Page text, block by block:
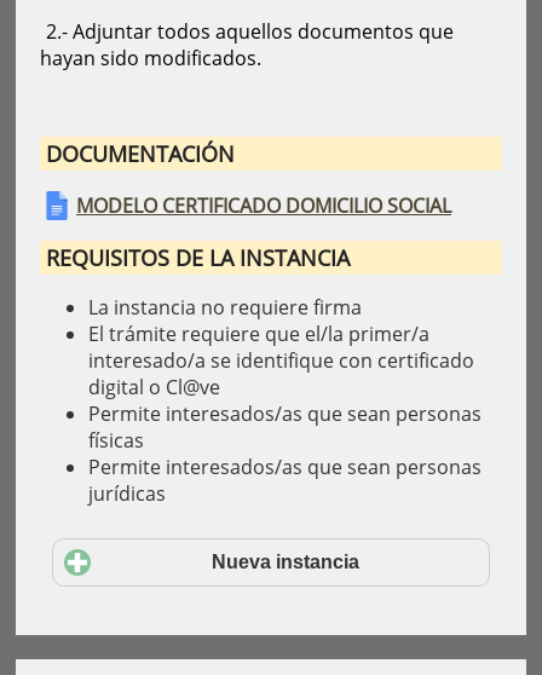
2.- Adjuntar todos aquellos documentos que
hayan sido modificados.
DOCUMENTACIÓN
MODELO CERTIFICADO DOMICILIO SOCIAL
REQUISITOS DE LA INSTANCIA
La instancia no requiere firma
El trámite requiere que el/la primer/a
interesado/a se identifique con certificado
digital o Cl@ve
Permite interesados/as que sean personas
físicas
Permite interesados/as que sean personas
jurídicas
Nueva instancia